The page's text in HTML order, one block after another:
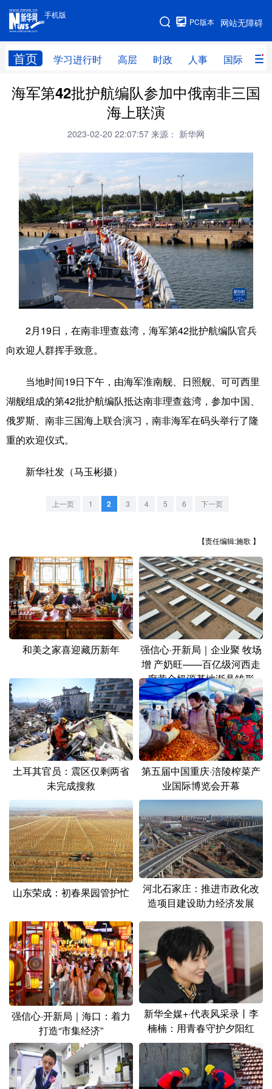
手机版
网站无障碍
PC版本
首页 学习进行时 高层 时政 人事 国际 财
手机版
网站地图
学习进行时 高层 时政 人事
财经 网评
全球连线
科技
文化 书画 健康 军事
访谈 视频 图片 政务
法律 中央文件 金融 汽车
人居 信息化 数字经济
学术中国 乡村振兴 银龄 溯源中国
彩票
文化产业
地方频道
北京 天津
吉林
湖南
广东 广西 海南 重庆
四川 贵州 云南 西藏
陕西 甘肃 青海 宁夏
新疆 内蒙古 黑龙江
多语种频道
English Español Français عربى
Русский язык 日本語 한국어
Deutsch Português
海军第42批护航编队参加中俄南非三国
海上联演
2023-02-20 22:07:57 来源： 新华网
2月19日，在南非理查兹湾，海军第42批护航编队官兵
向欢迎人群挥手致意。
当地时间19日下午，由海军淮南舰、日照舰、可可西里
湖舰组成的第42批护航编队抵达南非理查兹湾，参加中国、
俄罗斯、南非三国海上联合演习，南非海军在码头举行了隆
重的欢迎仪式。
新华社发（马玉彬摄）
上一页 1 2 3 4 5 6 下一页
【责任编辑:施歌 】
和美之家喜迎藏历新年
强信心·开新局｜企业聚 牧场
增 产奶旺——百亿级河西走
廊黄金奶源基地渐具雏形
土耳其官员：震区仅剩两省
未完成搜救
第五届中国重庆·涪陵榨菜产
业国际博览会开幕
山东荣成：初春果园管护忙
河北石家庄：推进市政化改
造项目建设助力经济发展
强信心·开新局｜海口：着力
打造“市集经济”
新华全媒+·代表风采录丨李
楠楠：用青春守护夕阳红